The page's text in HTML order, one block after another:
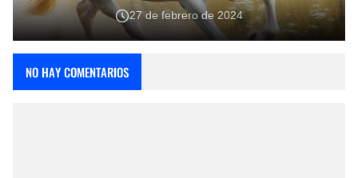
27 de febrero de 2024
NO HAY COMENTARIOS